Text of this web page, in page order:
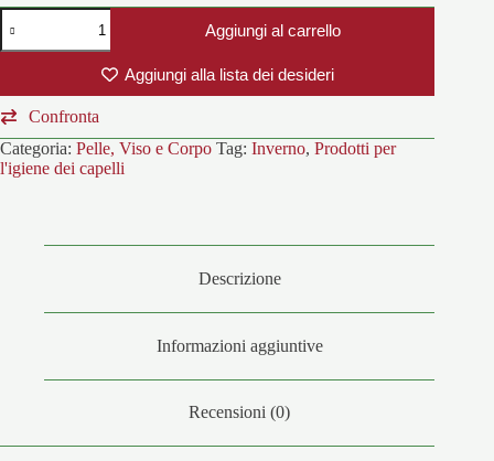
SEBOTIDE
Shampoo
quantità
Aggiungi al carrello
Aggiungi alla lista dei desideri
Confronta
Categoria: Pelle, Viso e Corpo Tag: Inverno, Prodotti per
l'igiene dei capelli
Descrizione
Informazioni aggiuntive
Recensioni (0)